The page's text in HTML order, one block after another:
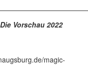
Vorschau 2022
magic-